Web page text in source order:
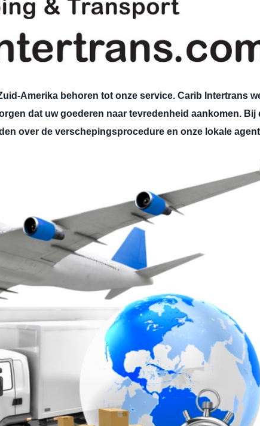
Amerika behoren tot onze service. Carib Intertrans
dat uw goederen naar tevredenheid aankomen. Bij
over de verschepingsprocedure en onze lokale